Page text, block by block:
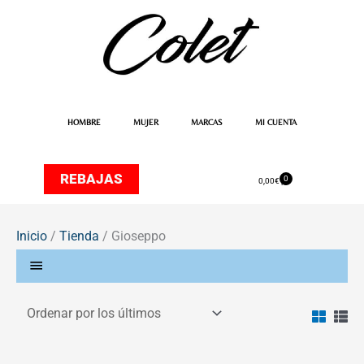
HOMBRE MUJER MARCAS MI CUENTA
REBAJAS 0,00€ 0
Carrito
Inicio / Tienda / Gioseppo